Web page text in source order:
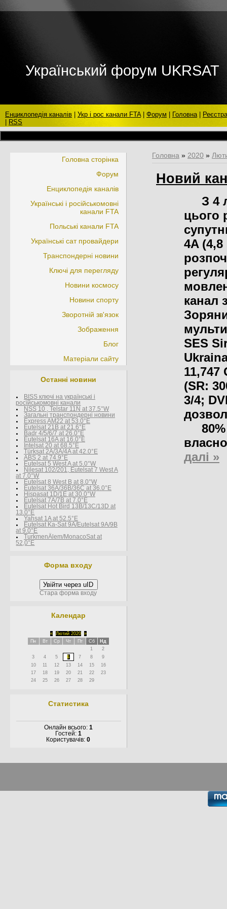
Український форум UKRSAT
Енциклопедія каналів Укр і рос канали FTA| Форум Головна|
RSS
Головна сторінка
Форум
Енциклопедія каналів
Українські і російськомовні
канали FTA
Польські канали FTA
Українські сат провайдери
Транспондерні новини
Ключі для перегляду
Новини космосу
Новини спорту
Зворотній зв'язок
Зображення
Блог
Матеріали сайту
Останні новини
BISS ключі на українські і
росїйськомовні канали
NSS 10 , Telstar 11N at 37.5°W
Загальні транспондерні новини
Express AM22 at 53.0°E
Eutelsat 21B at 21.6°E
Badr 4/5/6/7 at 26.0°E
Eutelsat 16A at 16.0°E
Intelsat 20 at 68.5°E
Türksat 2A/3A/4A at 42.0°E
ABS 2 at 74.9°E
Eutelsat 5 West A at 5.0°W
Nilesat 102/201, Eutelsat 7 West A
at 7.0°W
Eutelsat 8 West В at 8.0°W
Eutelsat 36A/36B/36C at 36.0°E
Hispasat 1D/1E at 30.0°W
Eutelsat 7A/7B at 7.0°E
Eutelsat Hot Bird 13B/13C/13D at
13.0°E
Yahsat 1A at 52.5°E
Eutelsat Ka-Sat 9A/Eutelsat 9A/9B
at 9.0°E
TurkmenÄlem/MonacoSat at
52,0°E
Форма входу
Увійти через uID
Стара форма входу
Календар
« Лютий 2020 »
Пн
Вт Ср Чт Пт Сб
Нд
1
2
3
4 5 6 7 8
9
10
11 12 13 14 15
16
17
18 19 20 21 22
23
24
25 26 27 28 29
Статистика
Онлайн всього: 1
Гостей: 1
Користувачів:0
Головна » 2020 »
Новий
З 4
цього
4A (4,8
канал
SES
11,747
(SR:
3/4;
80%
далі »